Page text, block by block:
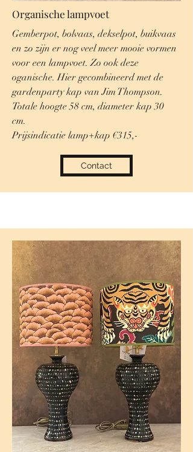
Organische lampvoet
Gemberpot, bolvaas, dekselpot, buikvaas
en zo zijn er nog veel meer mooie vormen
voor een lampvoet. Zo ook deze
oganische. Hier gecombineerd met de
gardenparty kap van Jim Thompson.
Totale hoogte 58 cm, diameter kap 30
cm.
Prijsindicatie lamp+kap €315,-
Contact